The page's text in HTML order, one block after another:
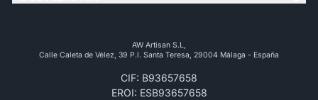
AW Artisan S.L,
Calle Caleta de Vélez, 39 P.l. Santa Teresa, 29004 Málaga - España
CIF: B93657658
EROI: ESB93657658